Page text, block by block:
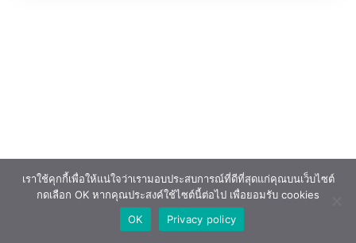
เราใช้คุกกี้เพื่อให้แน่ใจว่าเรามอบประสบการณ์ที่ดีที่สุดแก่คุณบนเว็บไซต์
กดเลือก OK หากคุณประสงค์ใช้ไซต์นี้ต่อไป เพื่อยอมรับ cookies
OK
Privacy policy